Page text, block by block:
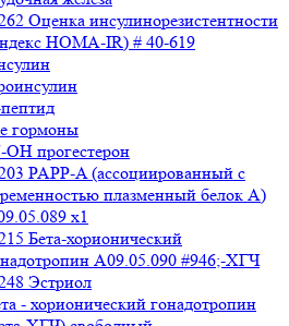
Оценка инсулинорезистентности
HOMA-IR) # 40-619
гормоны
ОН прогестерон
PAPP-A (ассоциированный с
плазменный белок А)
x1
Бета-хорионический
А09.05.090 #946;-ХГЧ
Эстриол
- хорионический гонадотропин